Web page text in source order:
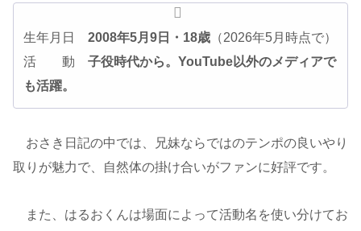
生年月日 2008年5月9日・18歳 （2026年5月時点で）
活 動 子役時代から。YouTube以外のメディアで
も活躍。
おさき日記の中では、兄妹ならではのテンポの良いやり
取りが魅力で、自然体の掛け合いがファンに好評です。
また、はるおくんは場面によって活動名を使い分けてお